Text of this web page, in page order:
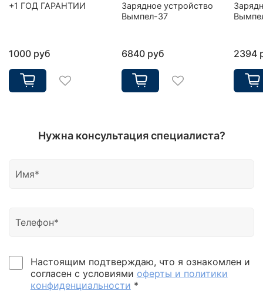
+1 ГОД ГАРАНТИИ
1000 руб
Зарядное устройство
Вымпел-37
6840 руб 2394
Нужна консультация специалиста?
Настоящим подтверждаю, что я ознакомлен и
согласен с условиями оферты и политики
конфиденциальности *